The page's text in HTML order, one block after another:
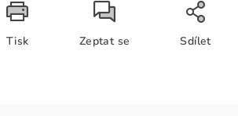
Tisk Zeptat se Sdílet